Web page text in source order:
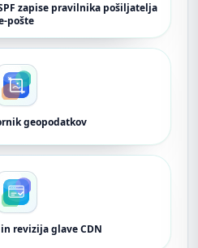
zapise pravilnika pošiljatelja
pošte
geopodatkov
revizija glave CDN